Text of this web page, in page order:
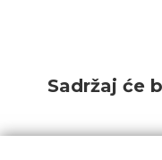
Sadržaj će